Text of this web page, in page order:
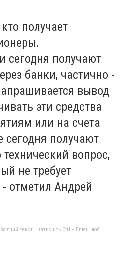
получает
сегодня получают
банки, частично -
вывод
эти средства
или на счета
сегодня получают
вопрос,
не требует
отметил Андрей
текст і натисніть Ctrl + Enter, щоб